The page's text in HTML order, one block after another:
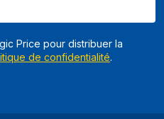
Price pour distribuer la
de confidentialité.